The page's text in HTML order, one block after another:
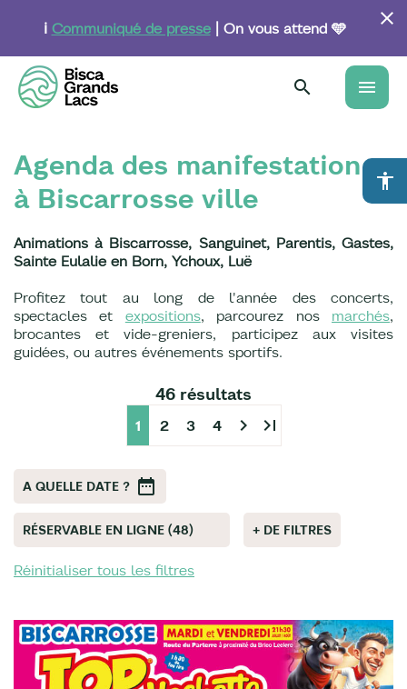
principal
ℹ️ Communiqué de presse| On vous attend 🩵
menu
accessibility
Agenda des manifestations
à Biscarrosse ville
Animations à Biscarrosse, Sanguinet, Parentis, Gastes,
Sainte Eulalie en Born, Ychoux, Luë
Profitez tout au long de l'année des concerts,
spectacles et expositions, parcourez nos marchés,
brocantes et vide-greniers, participez aux visites
guidées, ou autres événements sportifs.
46 résultats
1 2 3 4 chevron_right last_page
A QUELLE DATE ?
RÉSERVABLE EN LIGNE (48) + DE FILTRES
Réinitialiser tous les filtres